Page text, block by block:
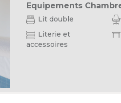
Equipements
Lit double
Literie et
accessoires